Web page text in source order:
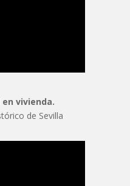
vivienda.
de Sevilla